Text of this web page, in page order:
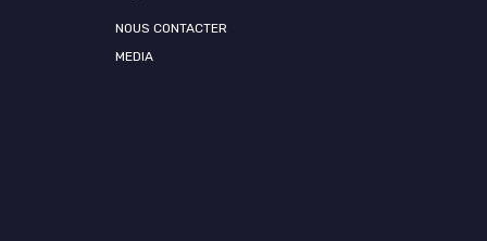
NOUS CONTACTER
MEDIA